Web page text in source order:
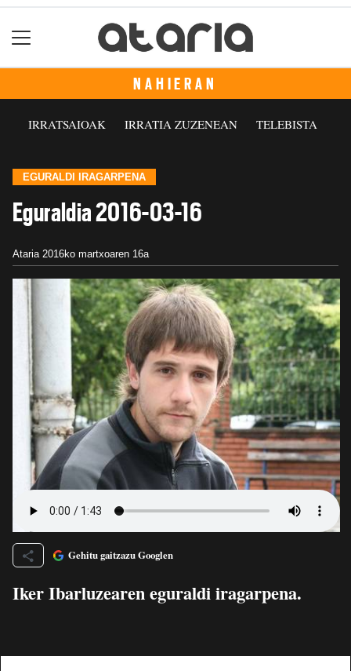
NAHIERAN
IRRATSAIOAK IRRATIA ZUZENEAN TELEBISTA
EGURALDI IRAGARPENA
Eguraldia 2016-03-16
Ataria 2016ko martxoaren 16a
Gehitu gaitzazu Googlen
Iker Ibarluzearen eguraldi iragarpena.